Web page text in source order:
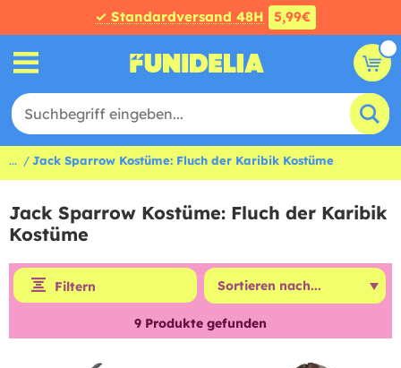
✓ Standardversand 48H 5,99€
... Jack Sparrow Kostüme: Fluch der Karibik Kostüme
Jack Sparrow Kostüme: Fluch der Karibik
Kostüme
Filtern
9 Produkte gefunden